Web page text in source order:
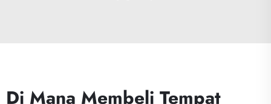
Di Mana Membeli Tempat